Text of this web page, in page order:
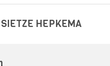
HEPKEMA